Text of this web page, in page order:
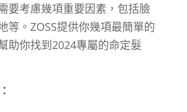
要考慮幾項重要因素，包括臉
等。ZOSS提供你幾項最簡單的
助你找到2024專屬的命定髮